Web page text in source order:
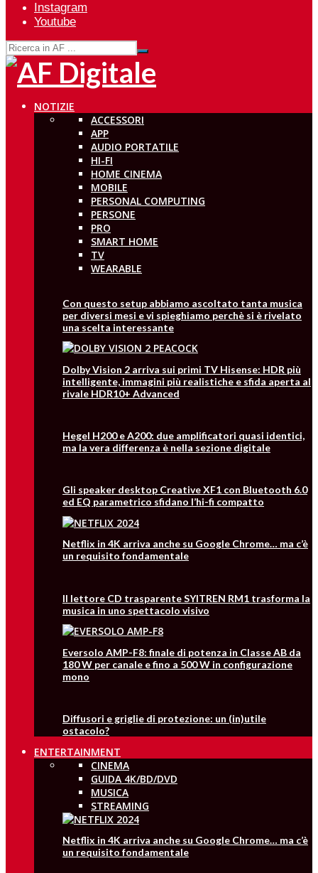
Instagram
Youtube
NOTIZIE
ACCESSORI
APP
AUDIO PORTATILE
HI-FI
HOME CINEMA
MOBILE
PERSONAL COMPUTING
PERSONE
PRO
SMART HOME
TV
WEARABLE
Con questo setup abbiamo ascoltato tanta musica
per diversi mesi e vi spieghiamo perchè si è rivelato
una scelta interessante
Dolby Vision 2 arriva sui primi TV Hisense: HDR più
intelligente, immagini più realistiche e sfida aperta al
rivale HDR10+ Advanced
Hegel H200 e A200: due amplificatori quasi identici,
ma la vera differenza è nella sezione digitale
Gli speaker desktop Creative XF1 con Bluetooth 6.0
ed EQ parametrico sfidano l’hi-fi compatto
Netflix in 4K arriva anche su Google Chrome… ma c’è
un requisito fondamentale
Il lettore CD trasparente SYITREN RM1 trasforma la
musica in uno spettacolo visivo
Eversolo AMP-F8: finale di potenza in Classe AB da
180 W per canale e fino a 500 W in configurazione
mono
Diffusori e griglie di protezione: un (in)utile
ostacolo?
ENTERTAINMENT
CINEMA
GUIDA 4K/BD/DVD
MUSICA
STREAMING
Netflix in 4K arriva anche su Google Chrome… ma c’è
un requisito fondamentale